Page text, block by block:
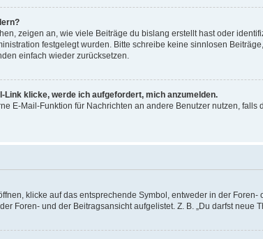
zeigen an, wie viele Beiträge du bislang erstellt hast oder
festgelegt wurden. Bitte schreibe keine sinnlosen
einfach wieder zurücksetzen.
Link klicke, werde ich aufgefordert, mich anzumelden.
E-Mail-Funktion für Nachrichten an andere Benutzer nutzen,
klicke auf das entsprechende Symbol, entweder in der
Foren- und der Beitragsansicht aufgelistet. Z. B. „Du darfst neue